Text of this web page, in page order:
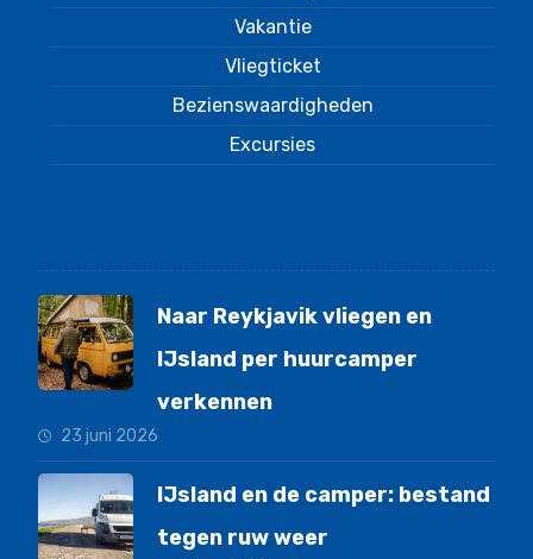
Vakantie
Vliegticket
Bezienswaardigheden
Excursies
Naar Reykjavik vliegen en
IJsland per huurcamper
verkennen
23 juni 2026
IJsland en de camper: bestand
tegen ruw weer